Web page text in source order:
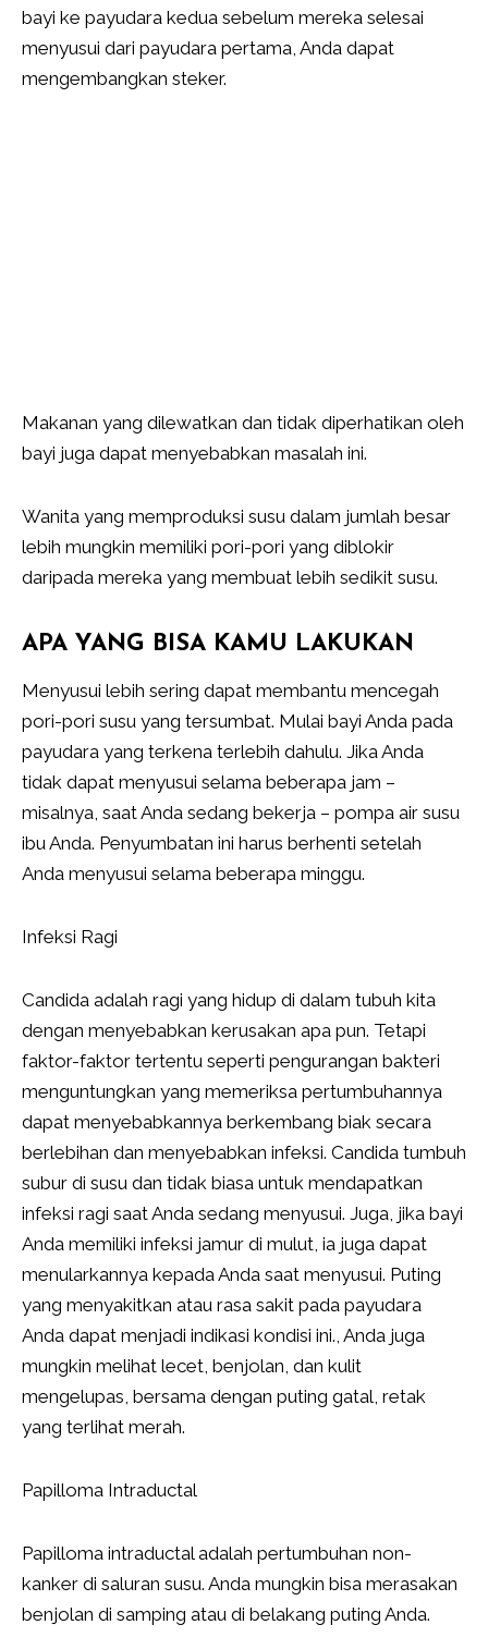
bayi ke payudara kedua sebelum mereka selesai
menyusui dari payudara pertama, Anda dapat
mengembangkan steker.
Makanan yang dilewatkan dan tidak diperhatikan oleh
bayi juga dapat menyebabkan masalah ini.
Wanita yang memproduksi susu dalam jumlah besar
lebih mungkin memiliki pori-pori yang diblokir
daripada mereka yang membuat lebih sedikit susu.
APA YANG BISA KAMU LAKUKAN
Menyusui lebih sering dapat membantu mencegah
pori-pori susu yang tersumbat. Mulai bayi Anda pada
payudara yang terkena terlebih dahulu. Jika Anda
tidak dapat menyusui selama beberapa jam –
misalnya, saat Anda sedang bekerja – pompa air susu
ibu Anda. Penyumbatan ini harus berhenti setelah
Anda menyusui selama beberapa minggu.
Infeksi Ragi
Candida adalah ragi yang hidup di dalam tubuh kita
dengan menyebabkan kerusakan apa pun. Tetapi
faktor-faktor tertentu seperti pengurangan bakteri
menguntungkan yang memeriksa pertumbuhannya
dapat menyebabkannya berkembang biak secara
berlebihan dan menyebabkan infeksi. Candida tumbuh
subur di susu dan tidak biasa untuk mendapatkan
infeksi ragi saat Anda sedang menyusui. Juga, jika bayi
Anda memiliki infeksi jamur di mulut, ia juga dapat
menularkannya kepada Anda saat menyusui. Puting
yang menyakitkan atau rasa sakit pada payudara
Anda dapat menjadi indikasi kondisi ini., Anda juga
mungkin melihat lecet, benjolan, dan kulit
mengelupas, bersama dengan puting gatal, retak
yang terlihat merah.
Papilloma Intraductal
Papilloma intraductal adalah pertumbuhan non-
kanker di saluran susu. Anda mungkin bisa merasakan
benjolan di samping atau di belakang puting Anda.